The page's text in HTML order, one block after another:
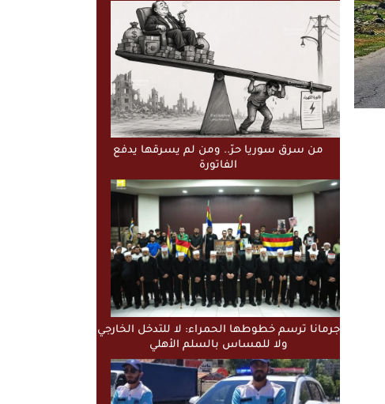
من سرق سوريا حرّ.. ومن لم يسرقها يدفع
الفاتورة
جرمانا ترسم خطوطها الحمراء: لا للتدخل الخارجي
ولا للمساس بالسلم الأهلي